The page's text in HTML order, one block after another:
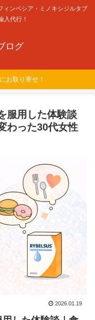
ィンペシア・ミノキシジルタブ
入代行！
ログ
お取り寄せ！
服用した体験談
わった30代女性
2026.01.19